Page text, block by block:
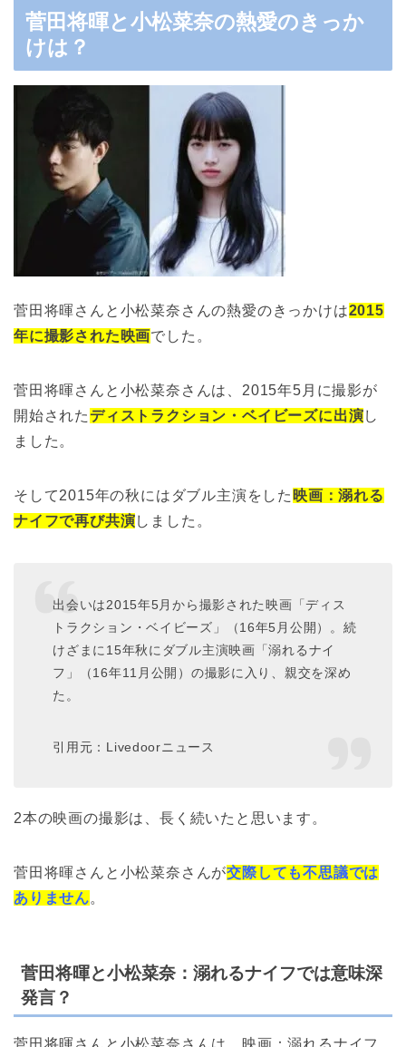
菅田将暉と小松菜奈の熱愛のきっか
けは？
菅田将暉さんと小松菜奈さんの熱愛のきっかけは2015
年に撮影された映画でした。
菅田将暉さんと小松菜奈さんは、2015年5月に撮影が
開始された ディストラクション・ベイビーズに出演し
ました。
そして2015年の秋にはダブル主演をした 映画：溺れる
ナイフで再び共演しました。
出会いは2015年5月から撮影された映画「ディス
トラクション・ベイビーズ」（16年5月公開）。続
けざまに15年秋にダブル主演映画「溺れるナイ
フ」（16年11月公開）の撮影に入り、親交を深め
た。
引用元：Livedoorニュース
2本の映画の撮影は、長く続いたと思います。
菅田将暉さんと小松菜奈さんが交際しても不思議では
ありません。
菅田将暉と小松菜奈：溺れるナイフでは意味深
発言？
菅田将暉さんと小松菜奈さんは、映画：溺れるナイフ